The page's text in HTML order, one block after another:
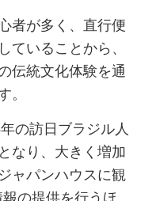
者が多く、直行便
いることから、
伝統文化体験を通
の訪日ブラジル人
なり、大きく増加
ャパンハウスに観
の提供を行うほ